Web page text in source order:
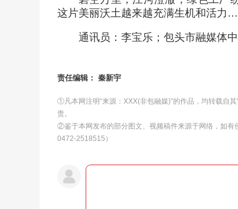
这片美丽沃土越来越充满生机和活力
通讯员：李宝乐；包头市融媒体
责任编辑： 秦新宇
①凡本网注明“来源：XXX(非包融媒)”的作品，均转载自
责。
②鉴于本网发布的部分图文、视频稿件来源于网络，如有
0472-2518515）